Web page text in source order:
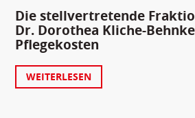
Die stellvertretende
Dr. Dorothea Kliche-
Pflegekosten
WEITERLESEN